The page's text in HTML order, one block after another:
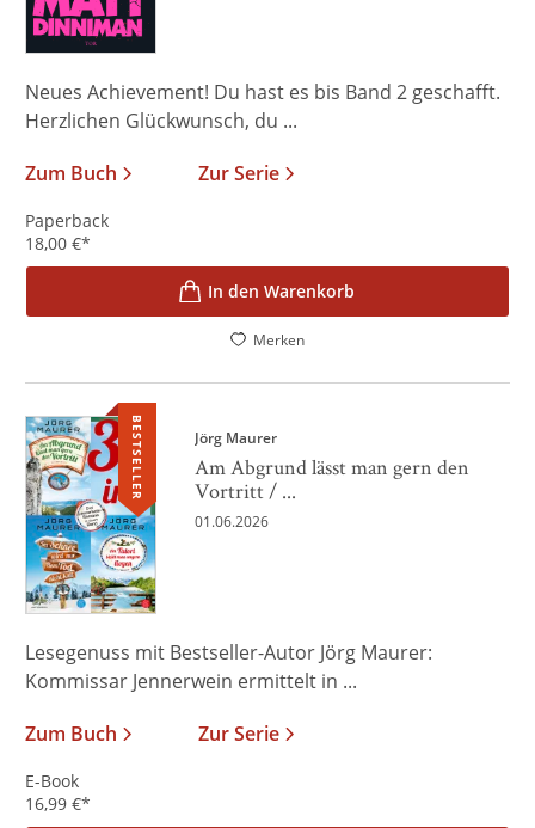
Neues Achievement! Du hast es bis Band 2 geschafft.
Herzlichen Glückwunsch, du ...
Zum Buch
Zur Serie
Paperback
18,00 €*
In den Warenkorb
Merken
BESTSELLER Jörg Maurer
Am Abgrund lässt man gern den
Vortritt / ...
01.06.2026
Lesegenuss mit Bestseller-Autor Jörg Maurer:
Kommissar Jennerwein ermittelt in ...
Zum Buch
Zur Serie
E-Book
16,99 €*